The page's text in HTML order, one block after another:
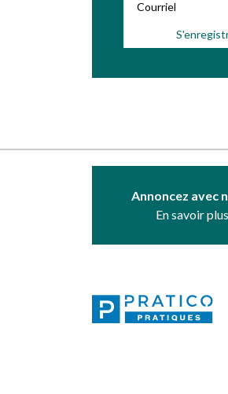
Annoncez avec
En savoir plus